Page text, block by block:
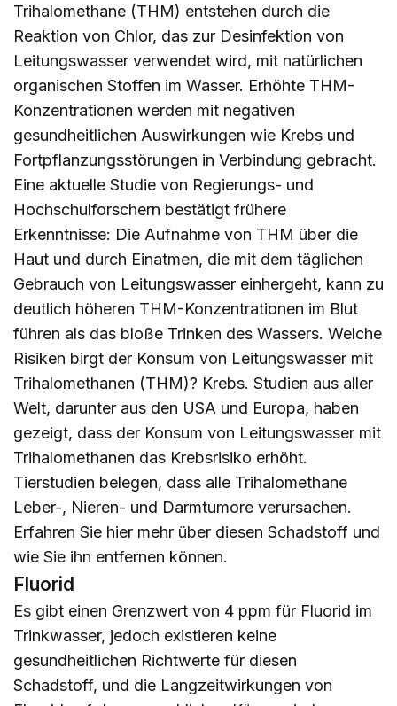
Trihalomethane (THM) entstehen durch die
Reaktion von Chlor, das zur Desinfektion von
Leitungswasser verwendet wird, mit natürlichen
organischen Stoffen im Wasser. Erhöhte THM-
Konzentrationen werden mit negativen
gesundheitlichen Auswirkungen wie Krebs und
Fortpflanzungsstörungen in Verbindung gebracht.
Eine aktuelle Studie von Regierungs- und
Hochschulforschern bestätigt frühere
Erkenntnisse: Die Aufnahme von THM über die
Haut und durch Einatmen, die mit dem täglichen
Gebrauch von Leitungswasser einhergeht, kann zu
deutlich höheren THM-Konzentrationen im Blut
führen als das bloße Trinken des Wassers. Welche
Risiken birgt der Konsum von Leitungswasser mit
Trihalomethanen (THM)? Krebs. Studien aus aller
Welt, darunter aus den USA und Europa, haben
gezeigt, dass der Konsum von Leitungswasser mit
Trihalomethanen das Krebsrisiko erhöht.
Tierstudien belegen, dass alle Trihalomethane
Leber-, Nieren- und Darmtumore verursachen.
Erfahren Sie hier mehr über diesen Schadstoff und
wie Sie ihn entfernen können.
Fluorid
Es gibt einen Grenzwert von 4 ppm für Fluorid im
Trinkwasser, jedoch existieren keine
gesundheitlichen Richtwerte für diesen
Schadstoff, und die Langzeitwirkungen von